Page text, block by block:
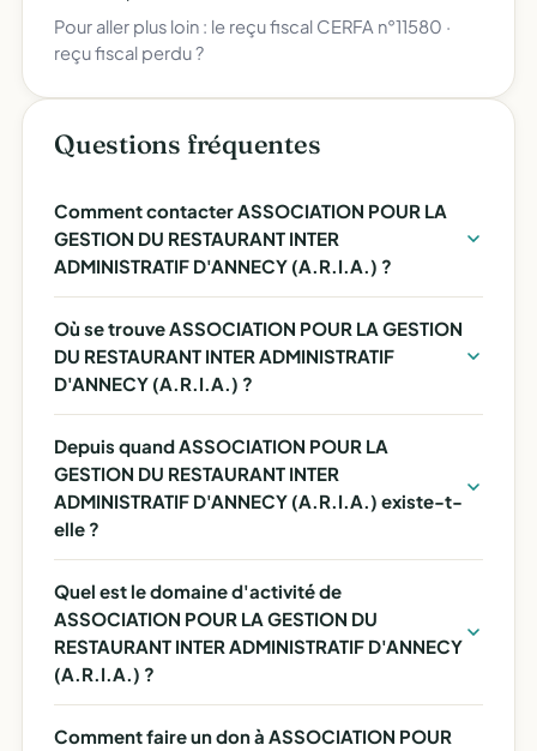
Pour aller plus loin : le reçu fiscal CERFA n°11580 ·
reçu fiscal perdu ?
Questions fréquentes
Comment contacter ASSOCIATION POUR LA
GESTION DU RESTAURANT INTER
ADMINISTRATIF D'ANNECY (A.R.I.A.) ?
Où se trouve ASSOCIATION POUR LA GESTION
DU RESTAURANT INTER ADMINISTRATIF
D'ANNECY (A.R.I.A.) ?
Depuis quand ASSOCIATION POUR LA
GESTION DU RESTAURANT INTER
ADMINISTRATIF D'ANNECY (A.R.I.A.) existe-t-
elle ?
Quel est le domaine d'activité de
ASSOCIATION POUR LA GESTION DU
RESTAURANT INTER ADMINISTRATIF D'ANNECY
(A.R.I.A.) ?
Comment faire un don à ASSOCIATION POUR